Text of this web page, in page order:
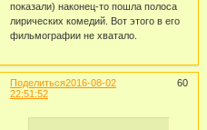
показали) наконец-то пошла полоса
лирических комедий. Вот этого в его
фильмографии не хватало.
Поделиться 60
2016-08-02
22:51:52